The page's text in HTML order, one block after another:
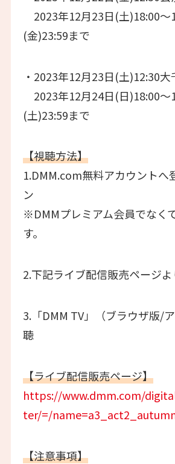
2023年12月23日(土)18:00～
(金)23:59まで
・2023年12月23日(土)12:30
2023年12月24日(日)18:00～
(土)23:59まで
【視聴方法】
1.DMM.com無料アカウントへ
ン
※DMMプレミアム会員でなく
す。
2.下記ライブ配信販売ページ
3.「DMM TV」（ブラウザ版/
聴
【ライブ配信販売ページ】
https://www.dmm.com/
ter/=/
【注意事項】